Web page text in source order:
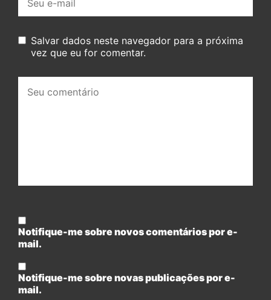
mail:
Salvar dados neste navegador para a próxima
vez que eu for comentar.
comentário:
Notifique-me sobre novos comentários por e-
mail.
Notifique-me sobre novas publicações por e-
mail.